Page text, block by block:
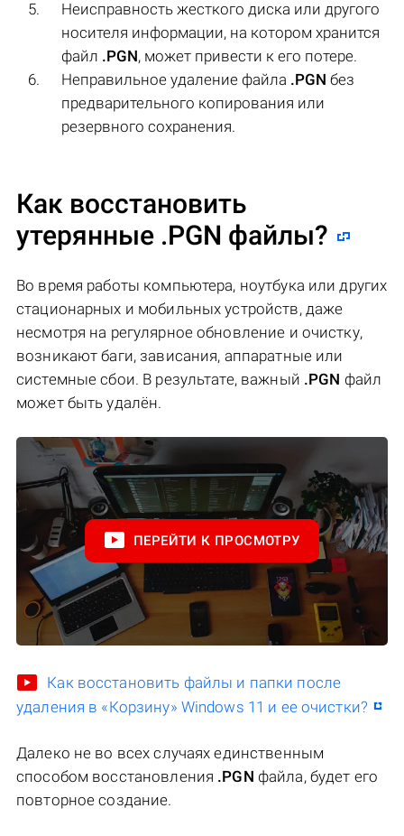
Неисправность жесткого диска или другого
носителя информации, на котором хранится
файл .PGN, может привести к его потере.
Неправильное удаление файла .PGN без
предварительного копирования или
резервного сохранения.
Как восстановить
утерянные .PGN файлы?
Во время работы компьютера, ноутбука или других
стационарных и мобильных устройств, даже
несмотря на регулярное обновление и очистку,
возникают баги, зависания, аппаратные или
системные сбои. В результате, важный .PGN файл
может быть удалён.
ПЕРЕЙТИ К ПРОСМОТРУ
Как восстановить файлы и папки после
удаления в «Корзину» Windows 11 и ее очистки?
Далеко не во всех случаях единственным
способом восстановления .PGN файла, будет его
повторное создание.